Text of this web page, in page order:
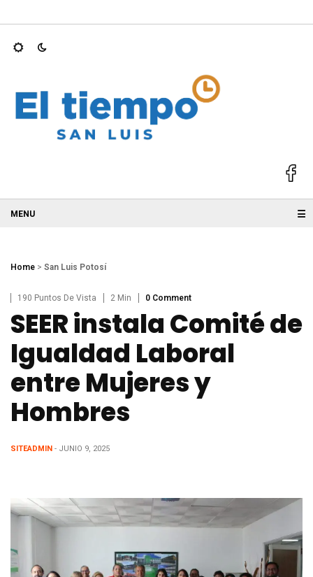
☰
Home > San Luis Potosí
190 Puntos De Vista 2 Min 0 Comment
SEER instala Comité de
Igualdad Laboral
entre Mujeres y
Hombres
SITEADMIN - JUNIO 9, 2025